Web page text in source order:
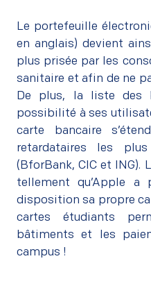
Le portefeuille
en anglais) devient
plus prisée par les
sanitaire et afin de ne
De plus, la liste des
possibilité à ses
carte bancaire
retardataires les
(BforBank, CIC et ING).
tellement qu’Apple
disposition sa propre
cartes étudiants
bâtiments et les
campus !